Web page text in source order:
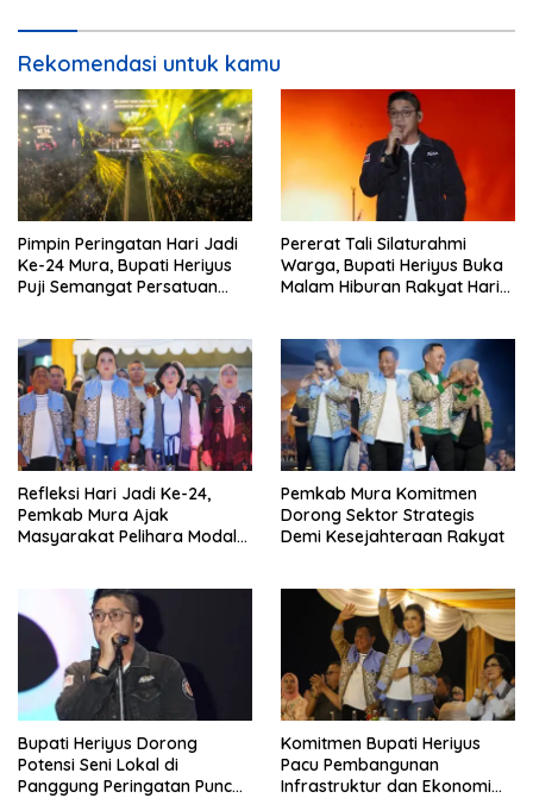
Rekomendasi untuk kamu
Pimpin Peringatan Hari Jadi
Ke-24 Mura, Bupati Heriyus
Puji Semangat Persatuan
Pererat Tali Silaturahmi
Warga, Bupati Heriyus Buka
Malam Hiburan Rakyat Hari
Refleksi Hari Jadi Ke-24,
Pemkab Mura Ajak
Masyarakat Pelihara Modal
Pemkab Mura Komitmen
Dorong Sektor Strategis
Demi Kesejahteraan Rakyat
Bupati Heriyus Dorong
Potensi Seni Lokal di
Panggung Peringatan Puncak
Komitmen Bupati Heriyus
Pacu Pembangunan
Infrastruktur dan Ekonomi